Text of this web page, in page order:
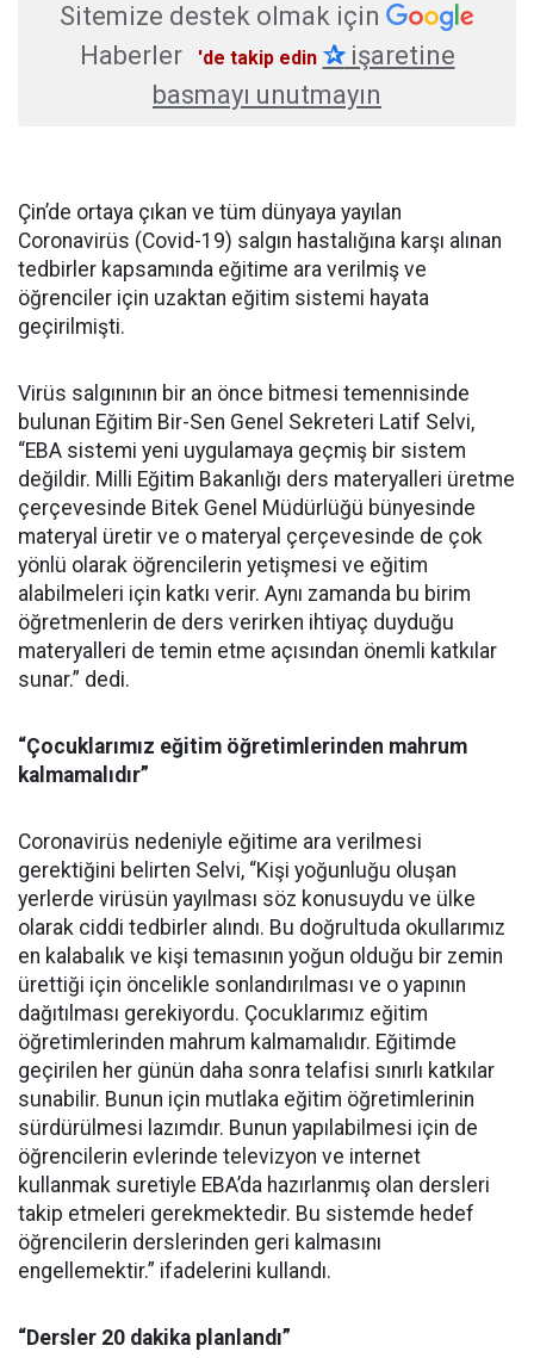
Sitemize destek olmak için
Haberler
'de takip edin ✰işaretine
basmayı unutmayın
Çin’de ortaya çıkan ve tüm dünyaya yayılan
Coronavirüs (Covid-19) salgın hastalığına karşı alınan
tedbirler kapsamında eğitime ara verilmiş ve
öğrenciler için uzaktan eğitim sistemi hayata
geçirilmişti.
Virüs salgınının bir an önce bitmesi temennisinde
bulunan Eğitim Bir-Sen Genel Sekreteri Latif Selvi,
“EBA sistemi yeni uygulamaya geçmiş bir sistem
değildir. Milli Eğitim Bakanlığı ders materyalleri üretme
çerçevesinde Bitek Genel Müdürlüğü bünyesinde
materyal üretir ve o materyal çerçevesinde de çok
yönlü olarak öğrencilerin yetişmesi ve eğitim
alabilmeleri için katkı verir. Aynı zamanda bu birim
öğretmenlerin de ders verirken ihtiyaç duyduğu
materyalleri de temin etme açısından önemli katkılar
sunar.” dedi.
“Çocuklarımız eğitim öğretimlerinden mahrum
kalmamalıdır”
Coronavirüs nedeniyle eğitime ara verilmesi
gerektiğini belirten Selvi, “Kişi yoğunluğu oluşan
yerlerde virüsün yayılması söz konusuydu ve ülke
olarak ciddi tedbirler alındı. Bu doğrultuda okullarımız
en kalabalık ve kişi temasının yoğun olduğu bir zemin
ürettiği için öncelikle sonlandırılması ve o yapının
dağıtılması gerekiyordu. Çocuklarımız eğitim
öğretimlerinden mahrum kalmamalıdır. Eğitimde
geçirilen her günün daha sonra telafisi sınırlı katkılar
sunabilir. Bunun için mutlaka eğitim öğretimlerinin
sürdürülmesi lazımdır. Bunun yapılabilmesi için de
öğrencilerin evlerinde televizyon ve internet
kullanmak suretiyle EBA’da hazırlanmış olan dersleri
takip etmeleri gerekmektedir. Bu sistemde hedef
öğrencilerin derslerinden geri kalmasını
engellemektir.” ifadelerini kullandı.
“Dersler 20 dakika planlandı”